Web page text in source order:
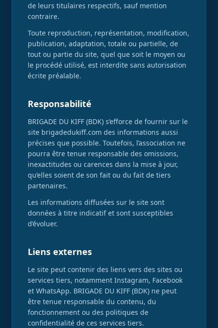
de leurs titulaires respectifs, sauf mention
contraire.
Toute reproduction, représentation, modification,
publication, adaptation, totale ou partielle, de
tout ou partie du site, quel que soit le moyen ou
le procédé utilisé, est interdite sans autorisation
écrite préalable.
Responsabilité
BRIGADE DU KIFF (BDK) s’efforce de fournir sur le
site brigadedukiff.com des informations aussi
précises que possible. Toutefois, l’association ne
pourra être tenue responsable des omissions,
inexactitudes ou carences dans la mise à jour,
qu’elles soient de son fait ou du fait de tiers
partenaires.
Les informations diffusées sur le site sont
données à titre indicatif et sont susceptibles
d’évoluer.
Liens externes
Le site peut contenir des liens vers des sites ou
services tiers, notamment Instagram, Facebook
et WhatsApp. BRIGADE DU KIFF (BDK) ne peut
être tenue responsable du contenu, du
fonctionnement ou des politiques de
confidentialité de ces services tiers.